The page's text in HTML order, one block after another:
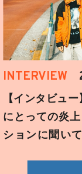
INTERVIEW
【インタビュ
にとっての炎
ションに聞い